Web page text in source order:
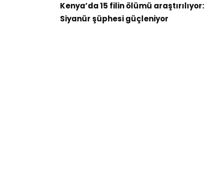
Kenya’da 15 filin ölümü araştırılıyor:
Siyanür şüphesi güçleniyor